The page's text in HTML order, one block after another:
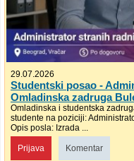
29.07.2026
Studentski posao -
Omladinska zadruga
Omladinska i studentska
studente na poziciji:
Opis posla: Izrada ...
Prijava Komentar